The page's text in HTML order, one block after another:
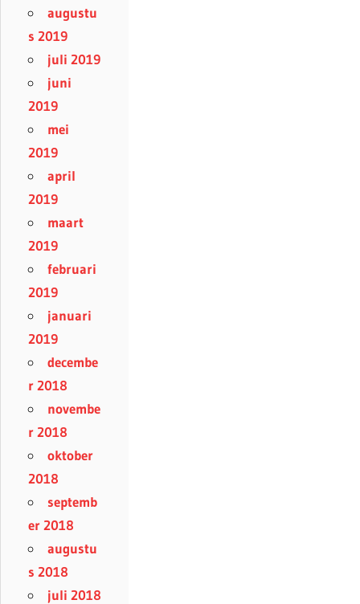
augustu
s 2019
juli 2019
juni
2019
mei
2019
april
2019
maart
2019
februari
2019
januari
2019
decembe
r 2018
novembe
r 2018
oktober
2018
septemb
er 2018
augustu
s 2018
juli 2018